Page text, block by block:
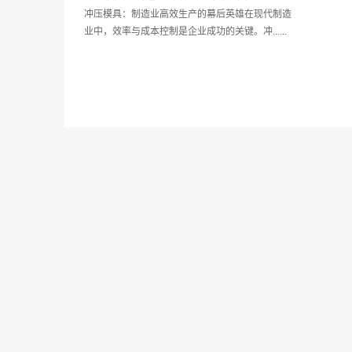
冲压模具：制造业高效生产的幕后英雄在现代制造
业中，效率与成本控制是企业成功的关键。冲......